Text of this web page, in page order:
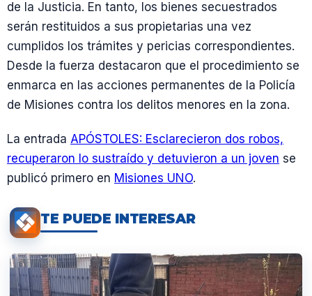
de la Justicia. En tanto, los bienes secuestrados
serán restituidos a sus propietarias una vez
cumplidos los trámites y pericias correspondientes.
Desde la fuerza destacaron que el procedimiento se
enmarca en las acciones permanentes de la Policía
de Misiones contra los delitos menores en la zona.
La entrada APÓSTOLES: Esclarecieron dos robos,
recuperaron lo sustraído y detuvieron a un joven se
publicó primero en Misiones UNO.
TE PUEDE INTERESAR